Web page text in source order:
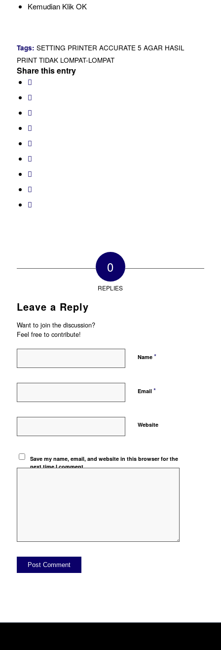
Kemudian Klik OK
Tags: SETTING PRINTER ACCURATE 5 AGAR HASIL
PRINT TIDAK LOMPAT-LOMPAT
Share this entry
0
REPLIES
Leave a Reply
Want to join the discussion?
Feel free to contribute!
Name *
Email *
Website
Save my name, email, and website in this browser for the
next time I comment.